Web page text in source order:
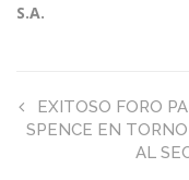
S.A.
EXITOSO FORO
SPENCE EN
AL